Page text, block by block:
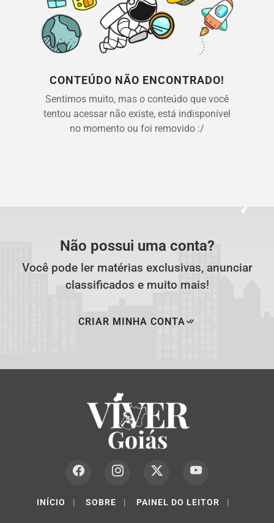
CONTEÚDO NÃO ENCONTRADO!
Sentimos muito, mas o conteúdo que você
tentou acessar não existe, está indisponível
no momento ou foi removido :/
Não possui uma conta?
Você pode ler matérias exclusivas, anunciar
classificados e muito mais!
CRIAR MINHA CONTA
INÍCIO | SOBRE | PAINEL DO LEITOR |